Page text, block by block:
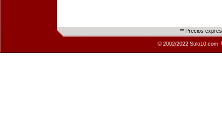
** Precios
© 2002/2022 Solo10.com